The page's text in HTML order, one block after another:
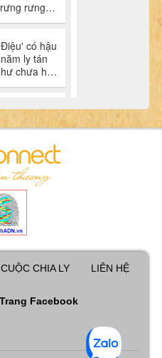
CHIA LY LIÊN HỆ
Trang Facebook